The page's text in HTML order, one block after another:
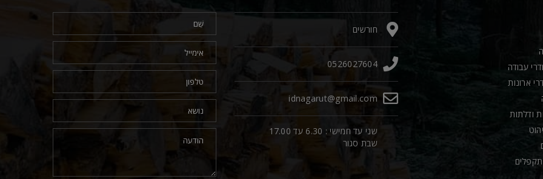
עבודה
ארונות
ודלתות
חורשים
0526027604
idnagarut@gmail.com
שני עד חמישי : 6.30 עד 17.00
שבת סגור